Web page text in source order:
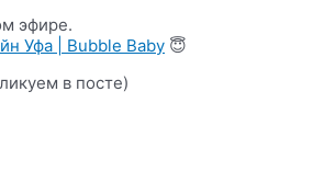
эфире.
Уфа | Bubble Baby 😇
в посте)